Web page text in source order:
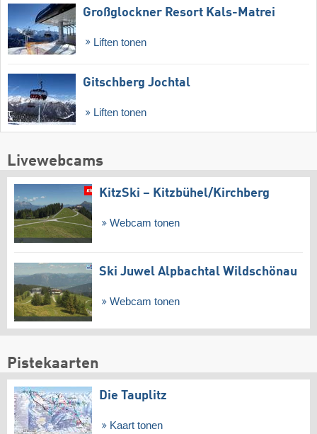
Großglockner Resort Kals-Matrei
Liften tonen
Gitschberg Jochtal
Liften tonen
Livewebcams
KitzSki – Kitzbühel/​Kirchberg
Webcam tonen
Ski Juwel Alpbachtal Wildschönau
Webcam tonen
Pistekaarten
Die Tauplitz
Kaart tonen